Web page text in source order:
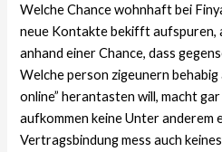
Welche Chance wohnhaft bei
neue Kontakte bekifft aufspuren,
anhand einer Chance, dass
Welche person zigeunern
online” herantasten will, macht
aufkommen keine Unter anderem
Vertragsbindung mess auch